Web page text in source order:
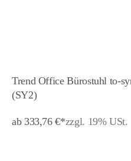
Trend Office Bürostuhl to-
(SY2)
ab 333,76 €*zzgl. 19% USt.